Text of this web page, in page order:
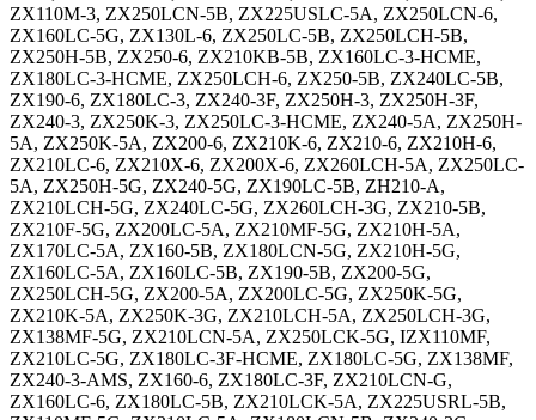
ZX110M-3, ZX250LCN-5B, ZX225USLC-5A, ZX250LCN-6,
ZX160LC-5G, ZX130L-6, ZX250LC-5B, ZX250LCH-5B,
ZX250H-5B, ZX250-6, ZX210KB-5B, ZX160LC-3-HCME,
ZX180LC-3-HCME, ZX250LCH-6, ZX250-5B, ZX240LC-5B,
ZX190-6, ZX180LC-3, ZX240-3F, ZX250H-3, ZX250H-3F,
ZX240-3, ZX250K-3, ZX250LC-3-HCME, ZX240-5A, ZX250H-
5A, ZX250K-5A, ZX200-6, ZX210K-6, ZX210-6, ZX210H-6,
ZX210LC-6, ZX210X-6, ZX200X-6, ZX260LCH-5A, ZX250LC-
5A, ZX250H-5G, ZX240-5G, ZX190LC-5B, ZH210-A,
ZX210LCH-5G, ZX240LC-5G, ZX260LCH-3G, ZX210-5B,
ZX210F-5G, ZX200LC-5A, ZX210MF-5G, ZX210H-5A,
ZX170LC-5A, ZX160-5B, ZX180LCN-5G, ZX210H-5G,
ZX160LC-5A, ZX160LC-5B, ZX190-5B, ZX200-5G,
ZX250LCH-5G, ZX200-5A, ZX200LC-5G, ZX250K-5G,
ZX210K-5A, ZX250K-3G, ZX210LCH-5A, ZX250LCH-3G,
ZX138MF-5G, ZX210LCN-5A, ZX250LCK-5G, IZX110MF,
ZX210LC-5G, ZX180LC-3F-HCME, ZX180LC-5G, ZX138MF,
ZX240-3-AMS, ZX160-6, ZX180LC-3F, ZX210LCN-G,
ZX160LC-6, ZX180LC-5B, ZX210LCK-5A, ZX225USRL-5B,